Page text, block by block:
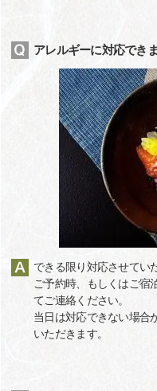
アレルギーに対応でき
できる限り対応させてい
ご予約時、もしくはご宿
てご連絡ください。
当日は対応できない場合
いただきます。